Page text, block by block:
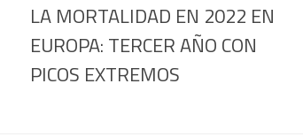
LA MORTALIDAD EN 2022 EN
EUROPA: TERCER AÑO CON
PICOS EXTREMOS